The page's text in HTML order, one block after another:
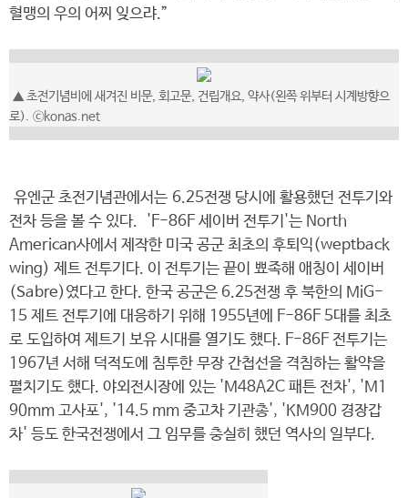
혈맹의 우의 어찌 잊으랴.”
▲ 초전기념비에 새겨진 비문, 회고문, 건립개요, 약사(왼쪽 위부터 시계방향으
로). ⓒkonas.net
유엔군 초전기념관에서는 6.25전쟁 당시에 활용했던 전투기와
전차 등을 볼 수 있다. 'F-86F 세이버 전투기'는 North
American사에서 제작한 미국 공군 최초의 후퇴익(weptback
wing) 제트 전투기다. 이 전투기는 끝이 뾰족해 애칭이 세이버
(Sabre)였다고 한다. 한국 공군은 6.25전쟁 후 북한의 MiG-
15 제트 전투기에 대응하기 위해 1955년에 F-86F 5대를 최초
로 도입하여 제트기 보유 시대를 열기도 했다. F-86F 전투기는
1967년 서해 덕적도에 침투한 무장 간첩선을 격침하는 활약을
펼치기도 했다. 야외전시장에 있는 'M48A2C 패튼 전차', 'M1
90mm 고사포', '14.5 mm 중고차 기관총', 'KM900 경장갑
차' 등도 한국전쟁에서 그 임무를 충실히 했던 역사의 일부다.